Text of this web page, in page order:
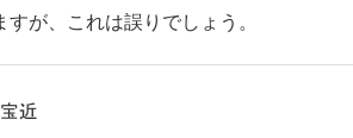
が、これは誤りでしょう。